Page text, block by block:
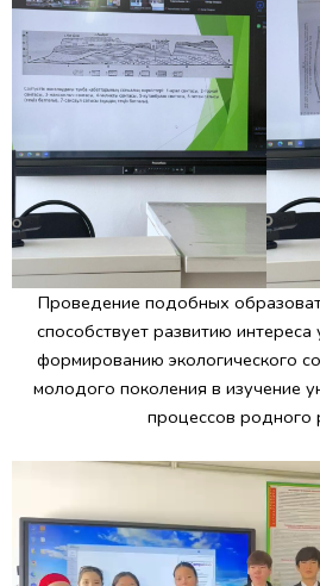
Проведение подобных
способствует развитию интереса
формированию экологического
молодого поколения в изучение
процессов родного